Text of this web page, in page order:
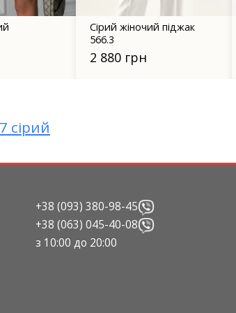
Вельветова сорочка
21253 чорна
1 025 грн
сірий
+38 (093) 380-98-45
+38 (063) 045-40-08
з 10:00 до 20:00